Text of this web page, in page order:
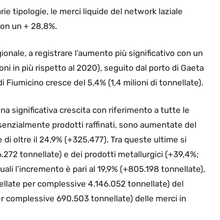
tipologie, le merci liquide del network laziale
un + 28,8%.
a registrare l’aumento più significativo con un
in più rispetto al 2020), seguito dal porto di Gaeta
Fiumicino cresce del 5,4% (1,4 milioni di tonnellate).
significativa crescita con riferimento a tutte le
prodotti raffinati, sono aumentate del
oltre il 24,9% (+325.477). Tra queste ultime si
tonnellate) e dei prodotti metallurgici (+39,4%;
l’incremento è pari al 19,9% (+805.198 tonnellate),
per complessive 4.146.052 tonnellate) del
complessive 690.503 tonnellate) delle merci in